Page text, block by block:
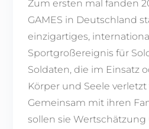
Zum ersten mal fanden
GAMES in Deutschland
einzigartiges,
Sportgroßereignis für
Soldaten, die im Einsatz
Körper und Seele
Gemeinsam mit ihren
sollen sie